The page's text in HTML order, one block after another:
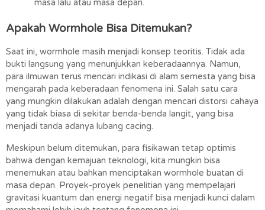
masa lalu atau masa depan.
Apakah Wormhole Bisa Ditemukan?
Saat ini, wormhole masih menjadi konsep teoritis. Tidak ada
bukti langsung yang menunjukkan keberadaannya. Namun,
para ilmuwan terus mencari indikasi di alam semesta yang bisa
mengarah pada keberadaan fenomena ini. Salah satu cara
yang mungkin dilakukan adalah dengan mencari distorsi cahaya
yang tidak biasa di sekitar benda-benda langit, yang bisa
menjadi tanda adanya lubang cacing.
Meskipun belum ditemukan, para fisikawan tetap optimis
bahwa dengan kemajuan teknologi, kita mungkin bisa
menemukan atau bahkan menciptakan wormhole buatan di
masa depan. Proyek-proyek penelitian yang mempelajari
gravitasi kuantum dan energi negatif bisa menjadi kunci dalam